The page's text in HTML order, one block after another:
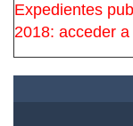
Expedientes
2018: acceder a